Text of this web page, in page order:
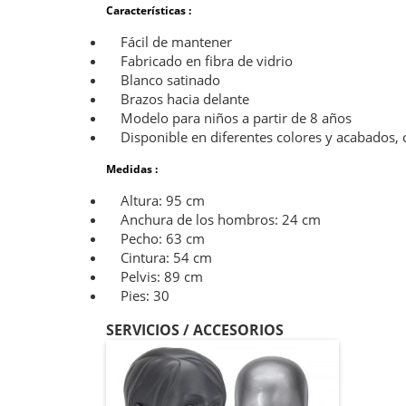
Características :
Fácil de mantener
Fabricado en fibra de vidrio
Blanco satinado
Brazos hacia delante
Modelo para niños a partir de 8 años
Disponible en diferentes colores y acabados,
Medidas :
Altura: 95 cm
Anchura de los hombros: 24 cm
Pecho: 63 cm
Cintura: 54 cm
Pelvis: 89 cm
Pies: 30
SERVICIOS / ACCESORIOS